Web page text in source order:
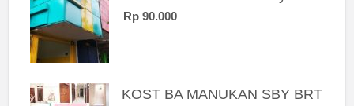
Rp 90.000
KOST BA MANUKAN SBY BRT